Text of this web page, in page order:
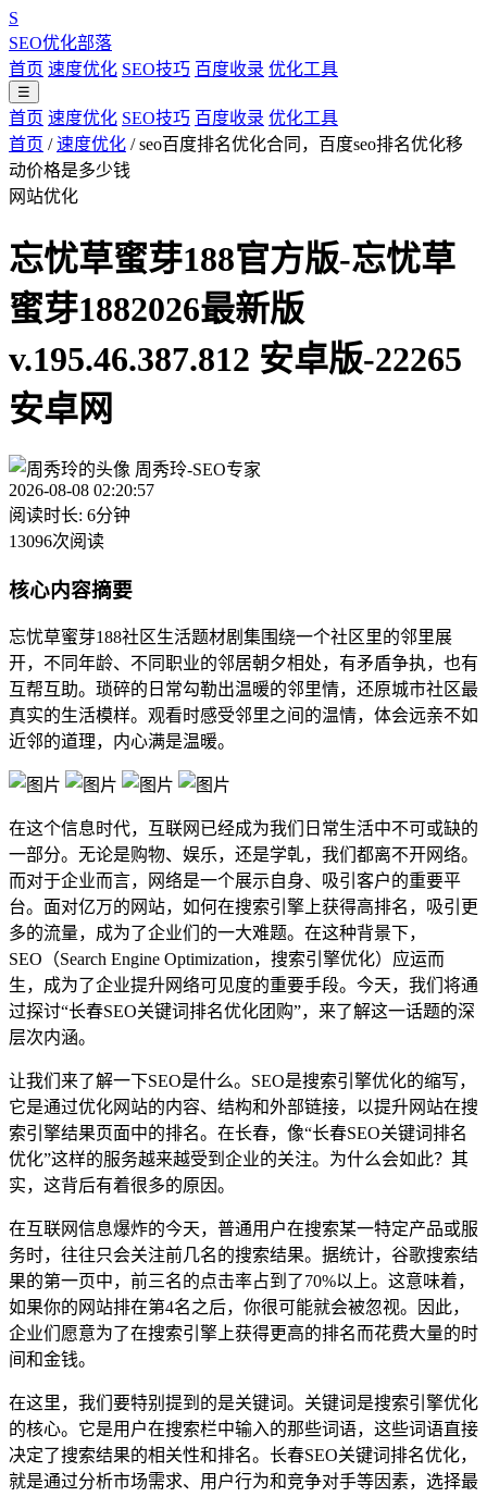
S
SEO优化部落
首页 速度优化 SEO技巧 百度收录 优化工具
☰
首页 速度优化 SEO技巧 百度收录 优化工具
首页 / 速度优化 / seo百度排名优化合同，百度seo排名优化移
动价格是多少钱
网站优化
忘忧草蜜芽188官方版-忘忧草
蜜芽1882026最新版
v.195.46.387.812 安卓版-22265
安卓网
周秀玲-SEO专家
2026-08-08 02:20:57
阅读时长: 6分钟
13096次阅读
核心内容摘要
忘忧草蜜芽188社区生活题材剧集围绕一个社区里的邻里展
开，不同年龄、不同职业的邻居朝夕相处，有矛盾争执，也有
互帮互助。琐碎的日常勾勒出温暖的邻里情，还原城市社区最
真实的生活模样。观看时感受邻里之间的温情，体会远亲不如
近邻的道理，内心满是温暖。
在这个信息时代，互联网已经成为我们日常生活中不可或缺的
一部分。无论是购物、娱乐，还是学乹，我们都离不开网络。
而对于企业而言，网络是一个展示自身、吸引客户的重要平
台。面对亿万的网站，如何在搜索引擎上获得高排名，吸引更
多的流量，成为了企业们的一大难题。在这种背景下，
SEO（Search Engine Optimization，搜索引擎优化）应运而
生，成为了企业提升网络可见度的重要手段。今天，我们将通
过探讨“长春SEO关键词排名优化团购”，来了解这一话题的深
层次内涵。
让我们来了解一下SEO是什么。SEO是搜索引擎优化的缩写，
它是通过优化网站的内容、结构和外部链接，以提升网站在搜
索引擎结果页面中的排名。在长春，像“长春SEO关键词排名
优化”这样的服务越来越受到企业的关注。为什么会如此？其
实，这背后有着很多的原因。
在互联网信息爆炸的今天，普通用户在搜索某一特定产品或服
务时，往往只会关注前几名的搜索结果。据统计，谷歌搜索结
果的第一页中，前三名的点击率占到了70%以上。这意味着，
如果你的网站排在第4名之后，你很可能就会被忽视。因此，
企业们愿意为了在搜索引擎上获得更高的排名而花费大量的时
间和金钱。
在这里，我们要特别提到的是关键词。关键词是搜索引擎优化
的核心。它是用户在搜索栏中输入的那些词语，这些词语直接
决定了搜索结果的相关性和排名。长春SEO关键词排名优化，
就是通过分析市场需求、用户行为和竞争对手等因素，选择最